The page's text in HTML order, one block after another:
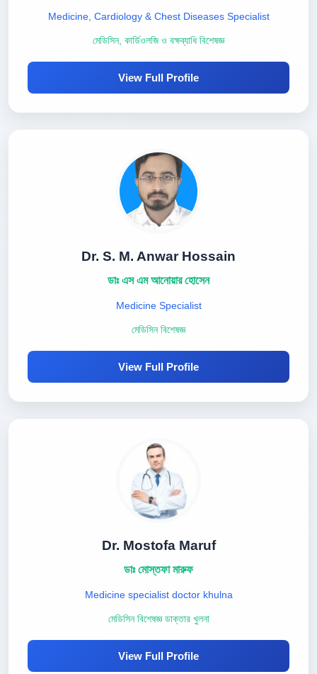
Medicine, Cardiology & Chest Diseases Specialist
মেডিসিন, কার্ডিওলজি ও বক্ষব্যাধি বিশেষজ্ঞ
View Full Profile
Dr. S. M. Anwar Hossain
ডাঃ এস এম আনোয়ার হোসেন
Medicine Specialist
মেডিসিন বিশেষজ্ঞ
View Full Profile
Dr. Mostofa Maruf
ডাঃ মোস্তফা মারুফ
Medicine specialist doctor khulna
মেডিসিন বিশেষজ্ঞ ডাক্তার খুলনা
View Full Profile